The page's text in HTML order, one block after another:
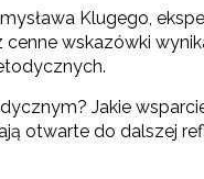
Klugego,
wskazówki
Jakie
otwarte do dalszej